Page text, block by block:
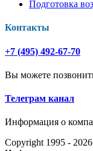
Подготовка
Контакты
+7 (495) 492-67-70
Вы можете
Телеграм канал
Информация о
Copyright 1995 -